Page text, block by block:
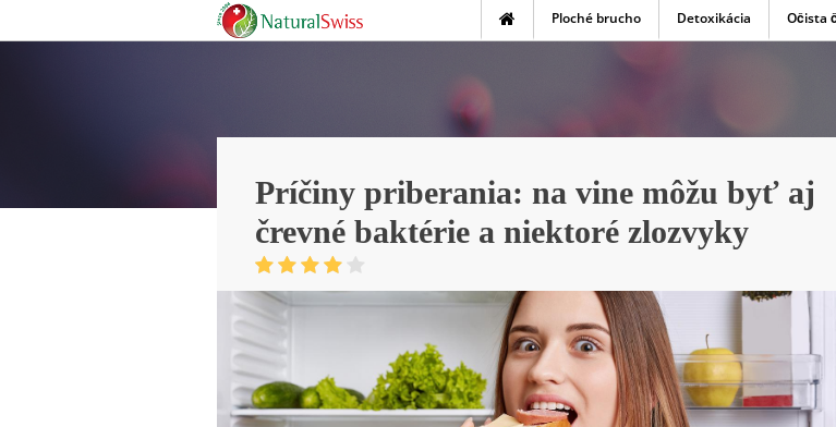
Ploché brucho Detoxikácia Očista
Príčiny priberania: na vine môžu byť aj
črevné baktérie a niektoré zlozvyky